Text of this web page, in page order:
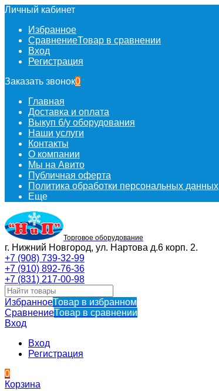
Личный кабинет
Избранное
СравнениеТовар в сравнении
Вход
Регистрация
Заказать звонок0
Главная
Доставка и оплата
Выкуп б/у оборудования
Наши услуги
Контакты
О компании
Мы на Авито
Публичная оферта
Политика обработки персональных данных
Еще
Торговое оборудование
г. Нижний Новгород, ул. Нартова д.6 корп. 2.
+7 (908) 739-32-99
+7 (910) 892-76-36
+7 (831) 217-00-98
ИзбранноеТовар в избранном
СравнениеТовар в сравнении
Вход
Вход
Регистрация
0
Корзина